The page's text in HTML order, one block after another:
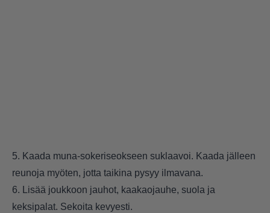
5. Kaada muna-sokeriseokseen suklaavoi. Kaada jälleen
reunoja myöten, jotta taikina pysyy ilmavana.
6. Lisää joukkoon jauhot, kaakaojauhe, suola ja
keksipalat. Sekoita kevyesti.